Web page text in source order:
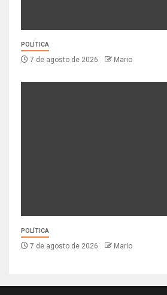
POLÍTICA
7 de agosto de 2026 Mario
POLÍTICA
7 de agosto de 2026 Mario